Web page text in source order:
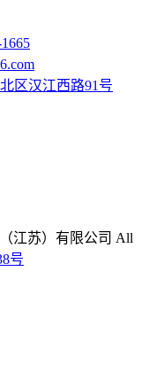
区汉江西路91号
江苏）有限公司 All
号